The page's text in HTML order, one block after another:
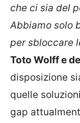
che ci sia del
Abbiamo solo
per sbloccare
Toto Wolff e
disposizione
quelle
gap